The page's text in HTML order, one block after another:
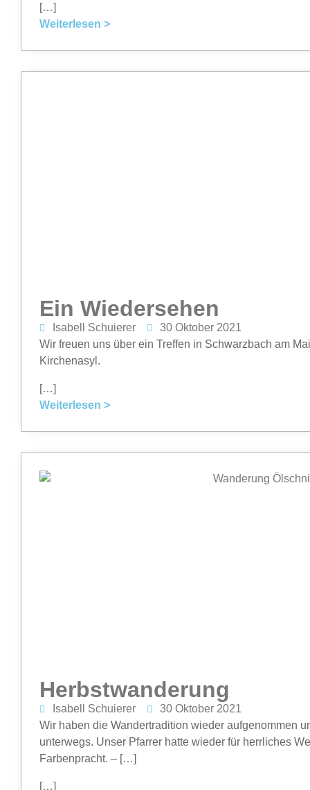
[…]
Weiterlesen >
Ein Wiedersehen
Isabell Schuierer
30 Oktober 2021
Wir freuen uns über ein Treffen in Schwarzbach am
Kirchenasyl.
[…]
Weiterlesen >
Herbstwanderung
Isabell Schuierer
30 Oktober 2021
Wir haben die Wandertradition wieder aufgenommen
unterwegs. Unser Pfarrer hatte wieder für herrliches
Farbenpracht. – […]
[…]